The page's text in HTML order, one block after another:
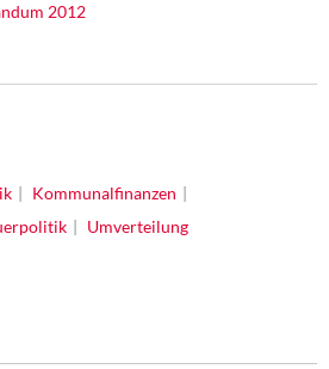
2012
Kommunalfinanzen
Umverteilung